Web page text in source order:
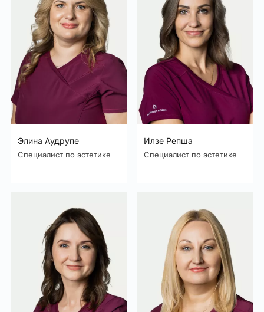
Элина Аудрупе
Специалист по эстетике
Илзе Репша
Специалист по эстетике